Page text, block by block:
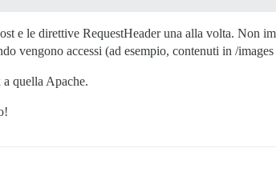
e le direttive RequestHeader una alla volta. Non
vengono accessi (ad esempio, contenuti in /images
quella Apache.